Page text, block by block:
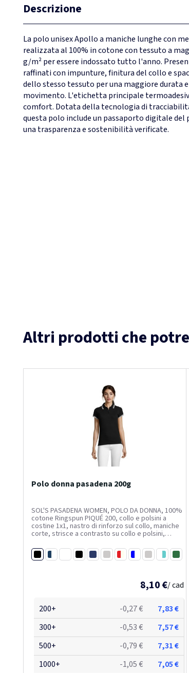
Descrizione
La polo unisex Apollo a maniche lunghe con
realizzata al 100% in cotone con tessuto a
g/m² per essere indossato tutto l'anno.
raffinati con impunture, finitura del collo e
dello stesso tessuto per una maggiore durata
movimento. L'etichetta principale
comfort. Dotata della tecnologia di
questa polo include un passaporto digitale
una trasparenza e sostenibilità verificate.
Altri prodotti che
Polo donna pasadena 200g
SOL'S PASADENA WOMEN, POLO DA DONNA, 100%
cotone Ringspun PIQUÉ 200, collo e polsini a
costine 1x1, nastro di rinforzo sul collo, maniche
corte, strisce a contrasto su collo e polsini,
aderente, tagliata e cucita, spacchi laterali,
bottone di...
Nero/bianco
Marina francese/bianco
Bianco/navy
Nero/lime
Blu scuro/arancione chiaro
Grigio melange/arancione
Rosso/bianco
Blu reale/bianco
Grey White/aqua
8,10 €/ cad
200+ -0,27 €
7,83 €
300+
-0,53 €
7,57 €
500+
-0,79 €
7,31 €
1000+
-1,05 €
7,05 €